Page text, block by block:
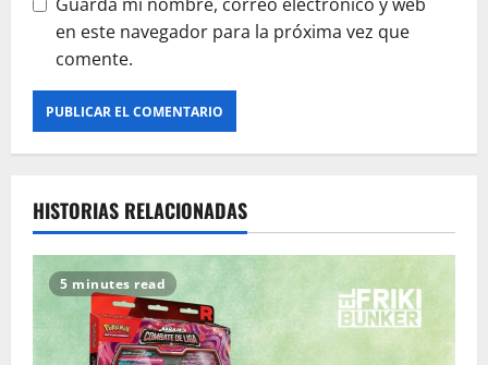
en este navegador para la próxima vez que
comente.
HISTORIAS RELACIONADAS
5 minutes read